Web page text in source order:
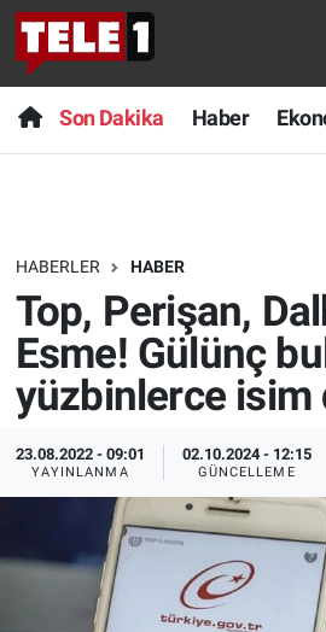
Son Dakika Haber
HABERLER HABER
Top, Perişan,
Esme! Gülünç
yüzbinlerce isim
23.08.2022 - 09:01
YAYINLANMA
02.10.2024 - 12:15
GÜNCELLEME
Anında Manşet
Başka Sohbetler
Bilim turu
Bilim ve Teknoloji Evreni
Doğa Konuşuyor
Dünya
Ege Saati
Ege'den Esintiler
Son Dakika
Haber
Dünya
Teknoloji
Sağlık
Spor
Yayın Akışı
İletişim
Nöbetçi Eczaneler
Hava Durumu
Trafik Durumu
Süper Lig Puan Durumu ve
Tüm Manşetler
Son Dakika Haberleri
Haber Arşivi